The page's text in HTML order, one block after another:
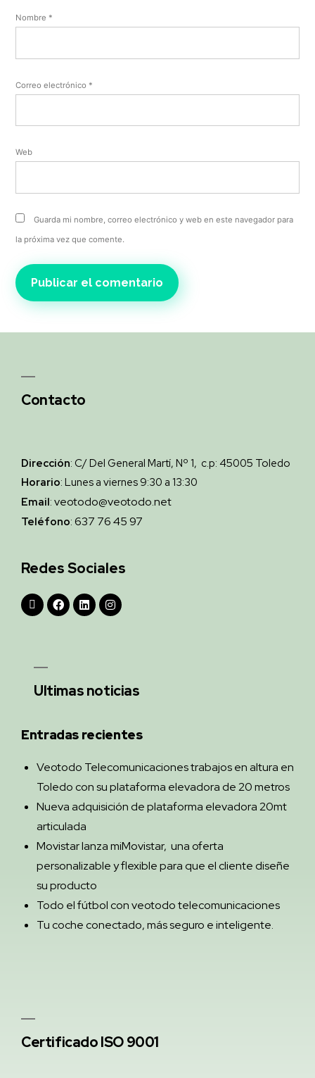
Nombre *
Correo electrónico *
Web
Guarda mi nombre, correo electrónico y web en este navegador para
la próxima vez que comente.
Contacto
Dirección: C/ Del General Martí, Nº 1, c.p: 45005 Toledo
Horario: Lunes a viernes 9:30 a 13:30
Email: veotodo@veotodo.net
Teléfono: 637 76 45 97
Redes Sociales
Ultimas noticias
Entradas recientes
Veotodo Telecomunicaciones trabajos en altura en
Toledo con su plataforma elevadora de 20 metros
Nueva adquisición de plataforma elevadora 20mt
articulada
Movistar lanza miMovistar, una oferta
personalizable y flexible para que el cliente diseñe
su producto
Todo el fútbol con veotodo telecomunicaciones
Tu coche conectado, más seguro e inteligente.
Certificado ISO 9001